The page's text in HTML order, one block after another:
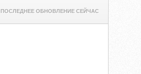
ПОСЛЕДНЕЕ ОБНОВЛЕНИЕ СЕЙЧАС